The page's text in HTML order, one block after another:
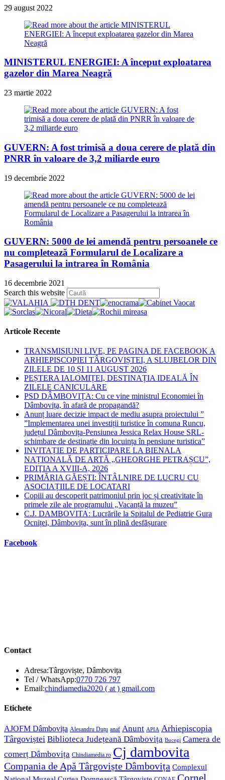
29 august 2022
MINISTERUL ENERGIEI: A început exploatarea
gazelor din Marea Neagră
23 martie 2022
GUVERN: A fost trimisă a doua cerere de plată din
PNRR în valoare de 3,2 miliarde euro
19 decembrie 2022
GUVERN: 5000 de lei amendă pentru persoanele ce
nu completează Formularul de Localizare a
Pasagerului la intrarea în România
16 decembrie 2021
Search this website
Escape
Articole Recente
TRANSMISIUNI LIVE, PE PAGINA DE FACEBOOK A
ARHIEPISCOPIEI TÂRGOVIȘTEI, A SLUJBELOR DIN
ZILELE DE 10 ȘI 11 AUGUST 2026
PEȘTERA IALOMIȚEI, DESTINAȚIA IDEALĂ ÎN
ZILELE CANICULARE
PSD DÂMBOVIȚA: Cu ce vine ministrul Economiei în
Dâmbovița, în afară de propagandă?
Anunț luare decizie impact de mediu asupra proiectului ”
”Implementarea unei investiții turistice în comuna Runcu,
județul Dâmbovița-Pensiunea Jessica Relax House SRL-
schimbare de destinație din locuința în pensiune turistica”
INVITAȚIE DE PARTICIPARE LA BIENALA
NAȚIONALĂ DE ARTĂ „GHEORGHE PETRAȘCU”,
EDIŢIA A XVIII-A, 2026
PRIMĂRIA GĂEȘTI: ÎNTÂLNIRE DE LUCRU CU
ASOCIAȚIILE DE LOCATARI
Copiii au descoperit patrimoniul prin joc și creativitate în
primele zile ale programului „Vacanță la muzeu”
C.J. DAMBOVITA: Lucrările la Spitalul de Pediatrie Gura
Ocniței, Dâmbovița, sunt în plină desfășurare
Facebook
Contact
Adresa:Târgoviște, Dâmbovița
Tel / WhatsApp:0770 726 797Opens
in
Email:chindiamedia2020 ( at ) gmail.comOpens
Etichete
AJOFM Dâmbovița Alesandru Duțu anaf Anunt APIA Arhiepiscopia
Târgoviștei Biblioteca Județeană Dâmbovița Bucegi Camera de
comerț Dâmbovița Chindiamedia.ro Cj dambovita
Compania de Apă Târgoviște Dâmbovița Complexul